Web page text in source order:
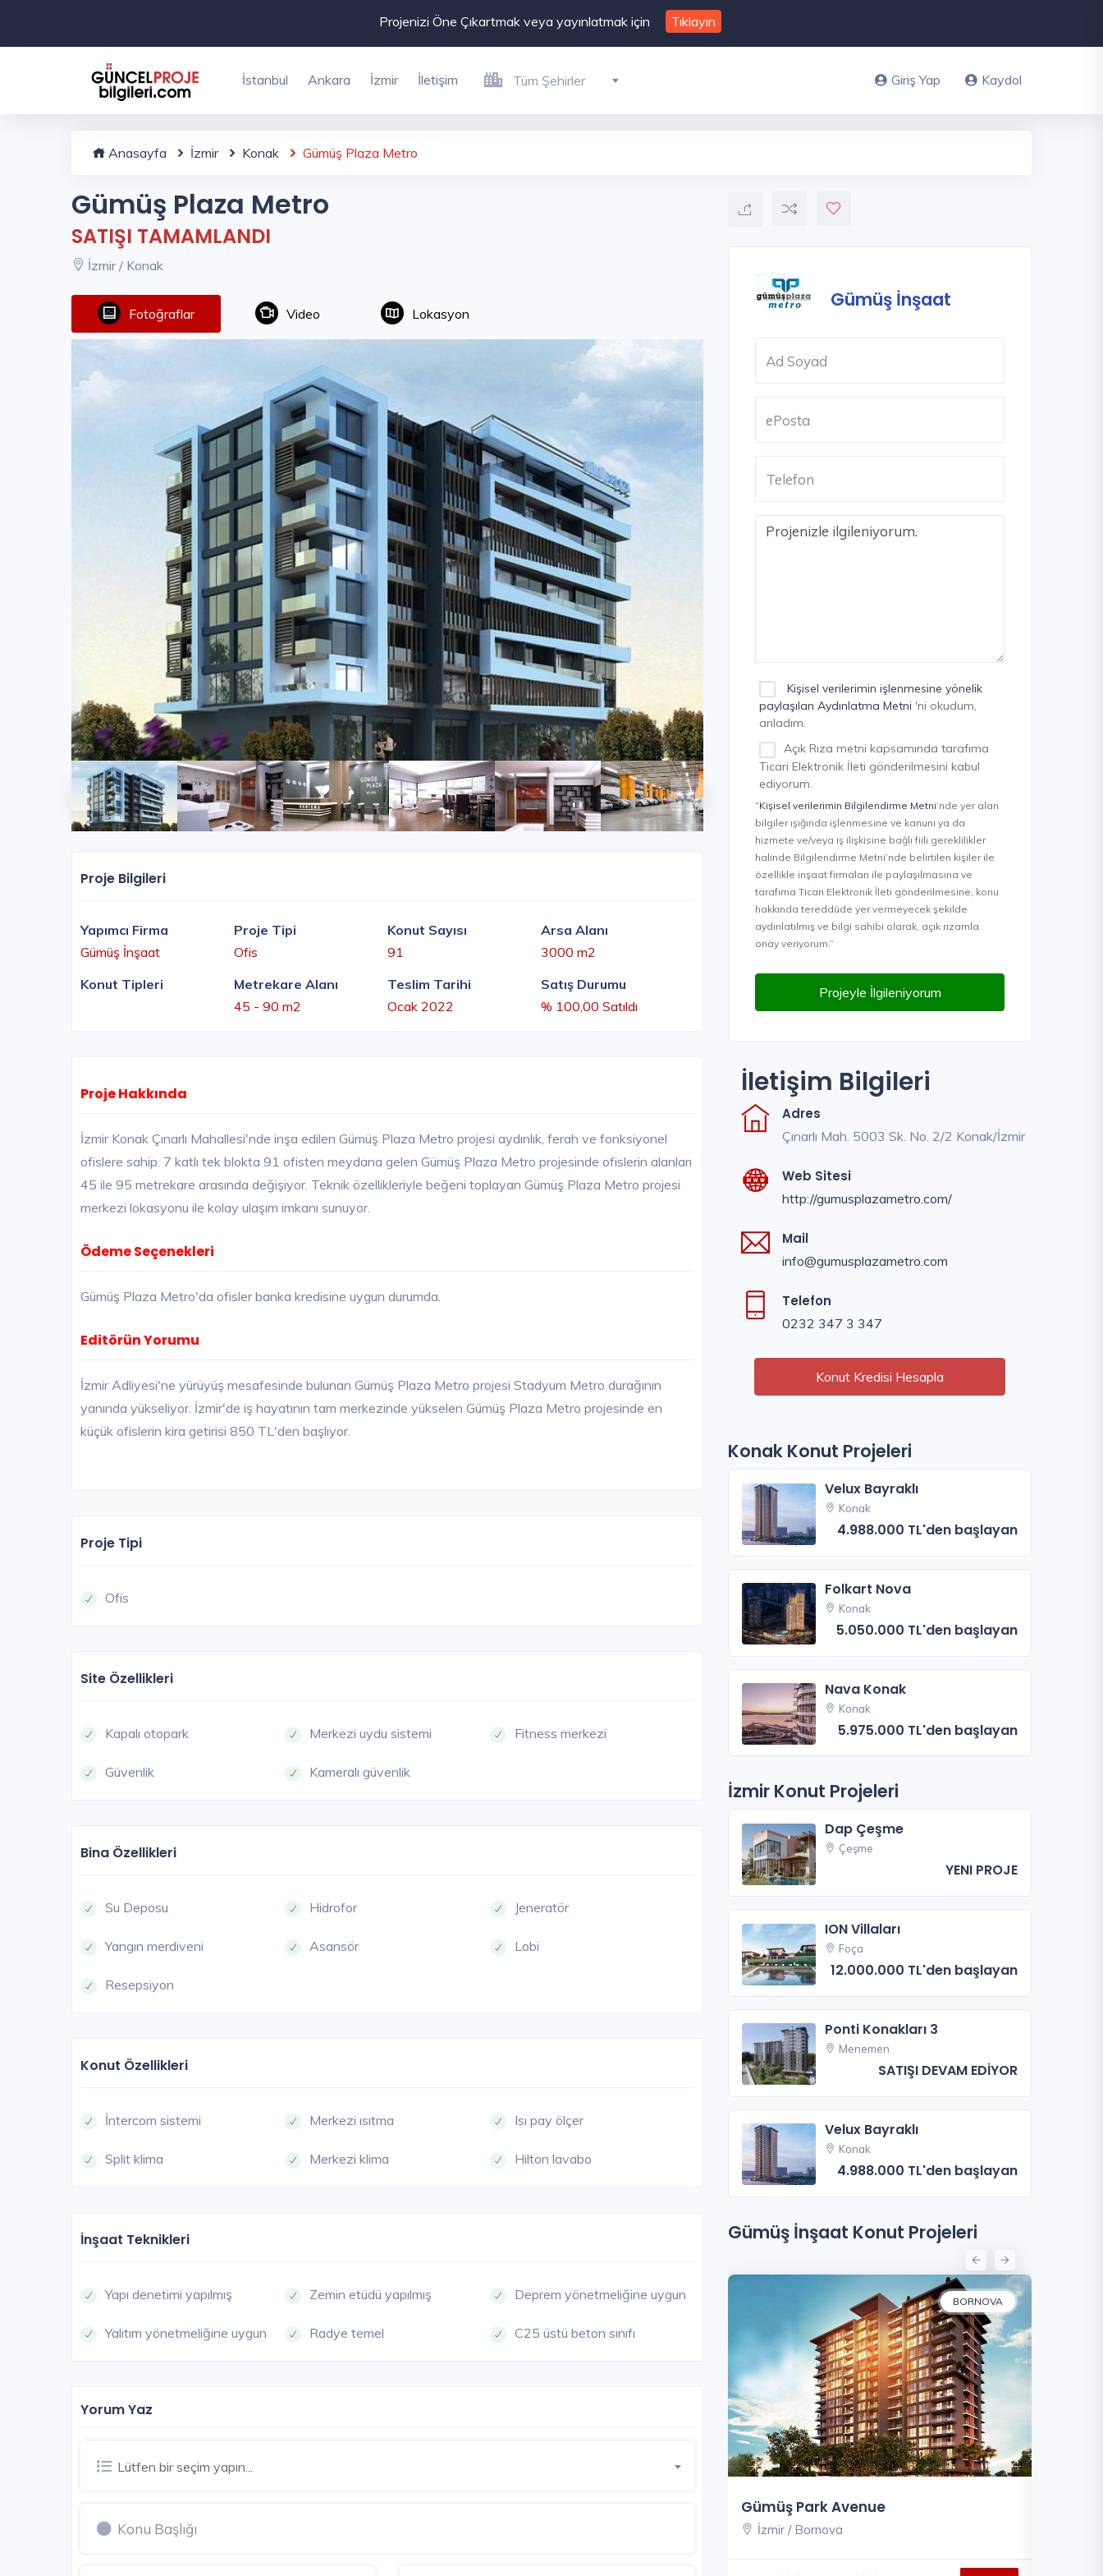
Projenizi Öne Çıkartmak veya yayınlatmak için Tıklayın
İstanbul Ankara İzmir İletişim Tüm Şehirler Giriş Yap Kaydol
Anasayfa İzmir Konak Gümüş Plaza Metro
Gümüş Plaza Metro
SATIŞI TAMAMLANDI
İzmir / Konak
Fotoğraflar Video Lokasyon
Proje Bilgileri
Yapımcı Firma
Gümüş İnşaat
Proje Tipi
Ofis
Konut Sayısı
91
Arsa Alanı
3000 m2
Konut Tipleri
Metrekare Alanı
45 - 90 m2
Teslim Tarihi
Ocak 2022
Satış Durumu
% 100,00 Satıldı
Proje Hakkında
İzmir Konak Çınarlı Mahallesi'nde inşa edilen Gümüş Plaza Metro projesi aydınlık, ferah ve fonksiyonel
ofislere sahip. 7 katlı tek blokta 91 ofisten meydana gelen Gümüş Plaza Metro projesinde ofislerin alanları
45 ile 95 metrekare arasında değişiyor. Teknik özellikleriyle beğeni toplayan Gümüş Plaza Metro projesi
merkezi lokasyonu ile kolay ulaşım imkanı sunuyor.
Ödeme Seçenekleri
Gümüş Plaza Metro'da ofisler banka kredisine uygun durumda.
Editörün Yorumu
İzmir Adliyesi'ne yürüyüş mesafesinde bulunan Gümüş Plaza Metro projesi Stadyum Metro durağının
yanında yükseliyor. İzmir'de iş hayatının tam merkezinde yükselen Gümüş Plaza Metro projesinde en
küçük ofislerin kira getirisi 850 TL'den başlıyor.
Proje Tipi
Ofis
Site Özellikleri
Kapalı otopark Merkezi uydu sistemi Fitness merkezi
Güvenlik Kameralı güvenlik
Bina Özellikleri
Su Deposu Hidrofor Jeneratör
Yangın merdiveni Asansör Lobi
Resepsiyon
Konut Özellikleri
İntercom sistemi Merkezi ısıtma Isı pay ölçer
Split klima Merkezi klima Hilton lavabo
İnşaat Teknikleri
Yapı denetimi yapılmış Zemin etüdü yapılmış Deprem yönetmeliğine uygun
Yalıtım yönetmeliğine uygun Radye temel C25 üstü beton sınıfı
Yorum Yaz
Lütfen bir seçim yapın...
Gümüş İnşaat
Kişisel verilerimin işlenmesine yönelik
paylaşılan Aydınlatma Metni 'ni okudum,
anladım.
Açık Rıza metni kapsamında tarafıma
Ticari Elektronik İleti gönderilmesini kabul
ediyorum.
“Kişisel verilerimin Bilgilendirme Metni’nde yer alan
bilgiler ışığında işlenmesine ve kanuni ya da
hizmete ve/veya iş ilişkisine bağlı fiili gereklilikler
halinde Bilgilendirme Metni’nde belirtilen kişiler ile
özellikle inşaat firmaları ile paylaşılmasına ve
tarafıma Ticari Elektronik İleti gönderilmesine, konu
hakkında tereddüde yer vermeyecek şekilde
aydınlatılmış ve bilgi sahibi olarak, açık rızamla
onay veriyorum.”
Projeyle İlgileniyorum
İletişim Bilgileri
Adres
Çınarlı Mah. 5003 Sk. No. 2/2 Konak/İzmir
Web Sitesi
http://gumusplazametro.com/
Mail
info@gumusplazametro.com
Telefon
0232 347 3 347
Konut Kredisi Hesapla
Konak Konut Projeleri
Velux Bayraklı
Konak
4.988.000 TL'den başlayan
Folkart Nova
Konak
5.050.000 TL'den başlayan
Nava Konak
Konak
5.975.000 TL'den başlayan
İzmir Konut Projeleri
Dap Çeşme
Çeşme
YENI PROJE
ION Villaları
Foça
12.000.000 TL'den başlayan
Ponti Konakları 3
Menemen
SATIŞI DEVAM EDİYOR
Velux Bayraklı
Konak
4.988.000 TL'den başlayan
Gümüş İnşaat Konut Projeleri
ETLIK
Ankara / Etlik
BORNOVA BORNOVA
Gümüş Park Avenue
İzmir / Bornova